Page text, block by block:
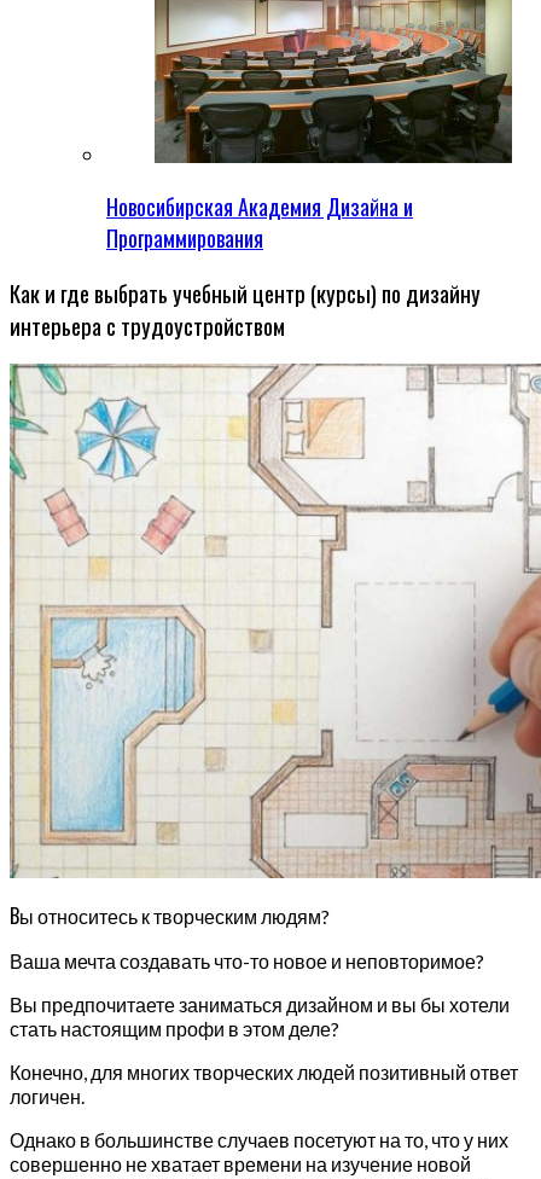
Новосибирская Академия Дизайна и
Программирования
Как и где выбрать учебный центр (курсы) по дизайну
интерьера с трудоустройством
Вы относитесь к творческим людям?
Ваша мечта создавать что-то новое и неповторимое?
Вы предпочитаете заниматься дизайном и вы бы хотели
стать настоящим профи в этом деле?
Конечно, для многих творческих людей позитивный ответ
логичен.
Однако в большинстве случаев посетуют на то, что у них
совершенно не хватает времени на изучение новой